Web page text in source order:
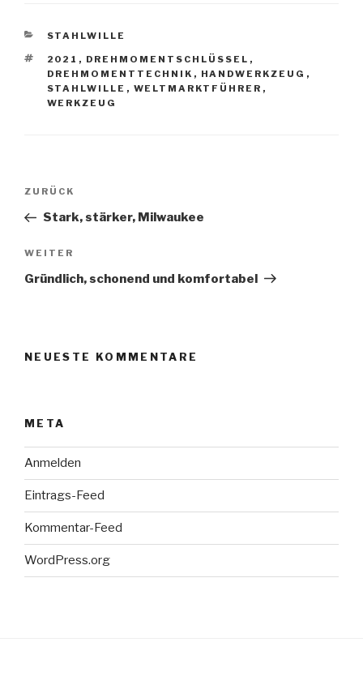
KATEGORIEN
STAHLWILLE
SCHLAGWÖRTER
2021 , DREHMOMENTSCHLÜSSEL ,
DREHMOMENTTECHNIK , HANDWERKZEUG ,
STAHLWILLE , WELTMARKTFÜHRER ,
WERKZEUG
Beitragsnavigation
Vorheriger
Beitrag
ZURÜCK
Stark, stärker, Milwaukee
Nächster
Beitrag
WEITER
Gründlich, schonend und komfortabel
NEUESTE KOMMENTARE
META
Anmelden
Eintrags-Feed
Kommentar-Feed
WordPress.org